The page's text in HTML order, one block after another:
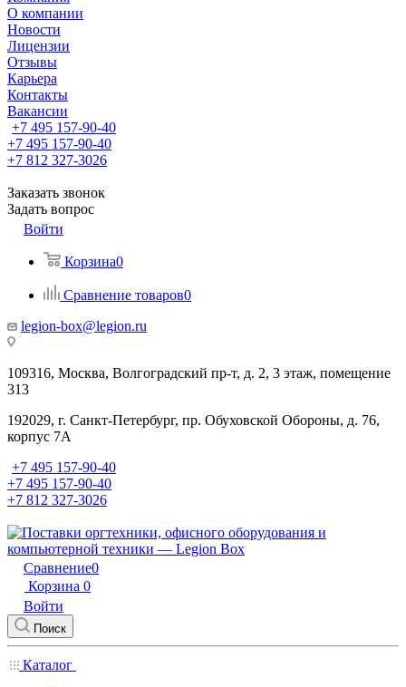
О компании
Новости
Лицензии
Отзывы
Карьера
Контакты
Вакансии
+7 495 157-90-40
+7 495 157-90-40
+7 812 327-3026
Заказать звонок
Задать вопрос
Войти
Корзина0
Сравнение товаров0
legion-box@legion.ru
109316, Москва, Волгоградский пр-т, д. 2, 3 этаж, помещение
313
192029, г. Санкт-Петербург, пр. Обуховской Обороны, д. 76,
корпус 7А
+7 495 157-90-40
+7 495 157-90-40
+7 812 327-3026
Сравнение0
Корзина 0
Войти
Поиск
Каталог